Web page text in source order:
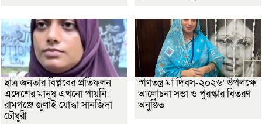
ছাত্র জনতার বিপ্লবের প্রতিফলন
এদেশের মানুষ এখনো পায়নি:
রামগঞ্জে জুলাই যোদ্ধা সানজিদা
চৌধুরী
‘গণতন্ত্র মা দিবস-২০২৬’ উপলক্ষে
আলোচনা সভা ও পুরস্কার বিতরণ
অনুষ্ঠিত